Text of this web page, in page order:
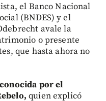
el Banco Nacional
(BNDES) y el
avale la
o presente
que hasta ahora no
por el
quien explicó